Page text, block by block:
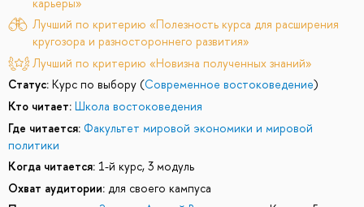
Лучший по критерию «Полезность курса для расширения
кругозора и разностороннего развития»
Лучший по критерию «Новизна полученных знаний»
Статус: Курс по выбору (Современное востоковедение)
Кто читает: Школа востоковедения
Где читается: Факультет мировой экономики и мировой
политики
Когда читается: 1-й курс, 3 модуль
Охват аудитории: для своего кампуса